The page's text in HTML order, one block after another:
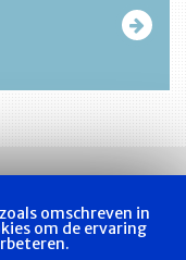
Bladen
omschreven in
om de ervaring